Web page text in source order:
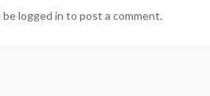
belogged in to post a comment.